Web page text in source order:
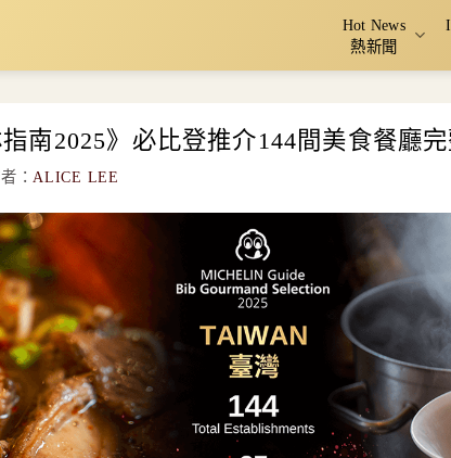
Hot News
熱新聞
指南2025》必比登推介144間美食餐廳
： ALICE LEE